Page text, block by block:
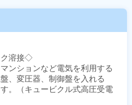
溶接◇
ンションなど電気を利用する
、変圧器、制御盤を入れる
。（キュービクル式高圧受電